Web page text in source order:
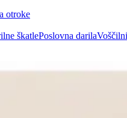
otroke
škatlePoslovna darila